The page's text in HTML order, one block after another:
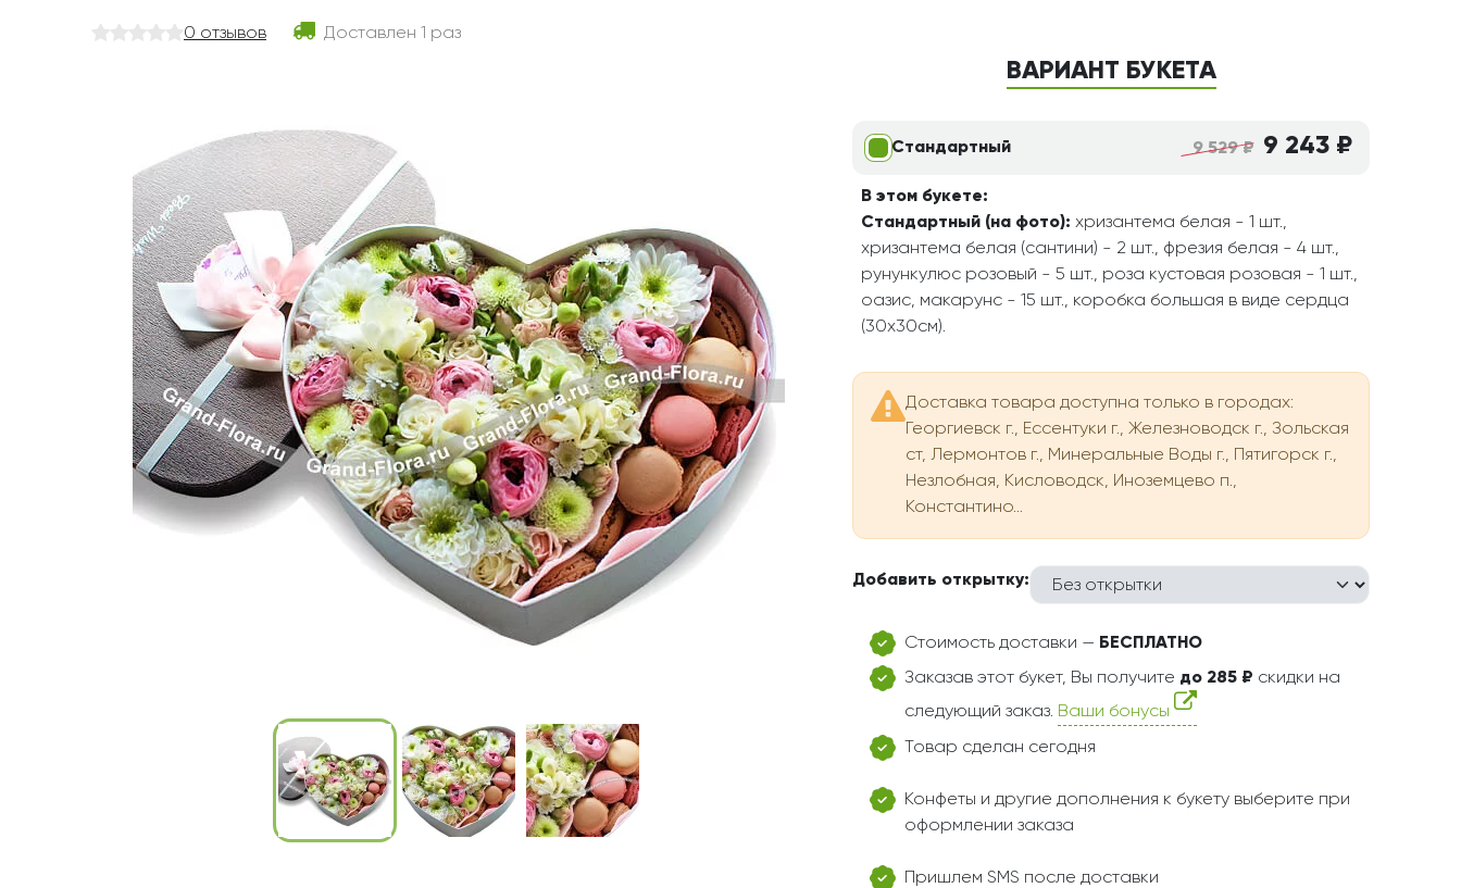
15 роз
25 роз
51 роза
101 роза
Розы Гран-При
Корзины с розами
Кустовые розы
Миксы из роз
Сердца из роз
Монобукеты Смешанные
Дедушке
0 отзывов Доставлен 1 раз
ВАРИАНТ БУКЕТА
Стандартный 9 529 ₽ 9 243 ₽
В этом букете:
Стандартный (на фото): хризантема белая - 1 шт.,
хризантема белая (сантини) - 2 шт., фрезия белая - 4 шт.,
рунункулюс розовый - 5 шт., роза кустовая розовая - 1 шт.,
оазис, макарунс - 15 шт., коробка большая в виде сердца
(30х30см).
Доставка товара доступна только в городах:
Георгиевск г., Ессентуки г., Железноводск г., Зольская
ст, Лермонтов г., Минеральные Воды г., Пятигорск г.,
Незлобная, Кисловодск, Иноземцево п.,
Константино...
Добавить открытку:
Стоимость доставки — БЕСПЛАТНО
Заказав этот букет, Вы получите до 285 ₽ скидки на
следующий заказ. Ваши бонусы
Товар сделан сегодня
Конфеты и другие дополнения к букету выберите при
оформлении заказа
Пришлем SMS после доставки